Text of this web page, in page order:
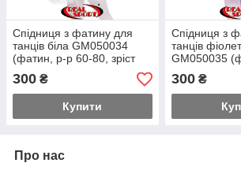
Спідниця з фатину для
танців біла GM050034
(фатин, р-р 60-80, зріст
110-158 см)
300 ₴
Купити
Спідниця з
танців
GM050035
72, зріст
300₴
Про нас